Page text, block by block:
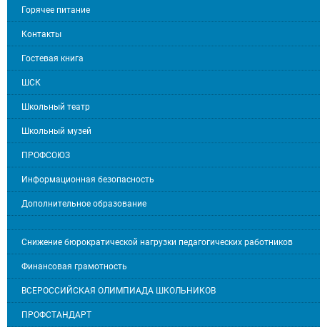
Горячее питание
Контакты
Гостевая книга
ШСК
Школьный театр
Школьный музей
ПРОФСОЮЗ
Информационная безопасность
Дополнительное образование
Снижение бюрократической нагрузки педагогических работников
Финансовая грамотность
ВСЕРОССИЙСКАЯ ОЛИМПИАДА ШКОЛЬНИКОВ
ПРОФСТАНДАРТ